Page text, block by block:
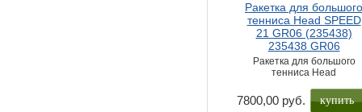
Ракетка для
тенниса Head SPEED
21 GR06 (235438)
235438 GR06
Ракетка для большого
тенниса Head
7800,00 руб. купить